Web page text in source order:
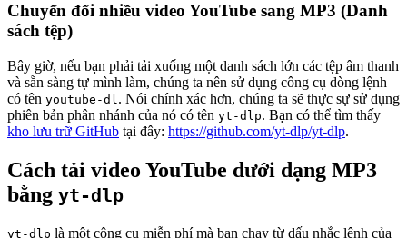
Chuyển đổi nhiều video YouTube sang MP3 (Danh
sách tệp)
Bây giờ, nếu bạn phải tải xuống một danh sách lớn các tệp âm thanh
và sẵn sàng tự mình làm, chúng ta nên sử dụng công cụ dòng lệnh
có tên youtube-dl. Nói chính xác hơn, chúng ta sẽ thực sự sử dụng
phiên bản phân nhánh của nó có tên yt-dlp. Bạn có thể tìm thấy
kho lưu trữ GitHub tại đây: https://github.com/yt-dlp/yt-dlp.
Cách tải video YouTube dưới dạng MP3
bằng yt-dlp
yt-dlp là một công cụ miễn phí mà bạn chạy từ dấu nhắc lệnh của